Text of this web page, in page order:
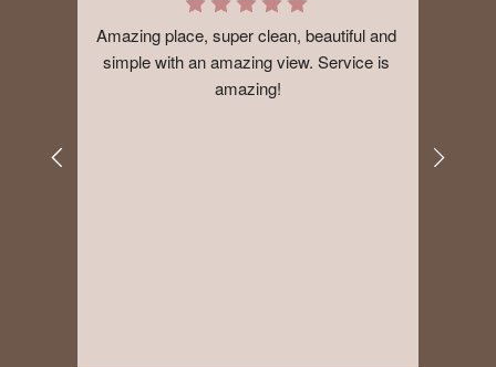
Amazing place, super clean, beautiful and
simple with an amazing view. Service is
amazing!